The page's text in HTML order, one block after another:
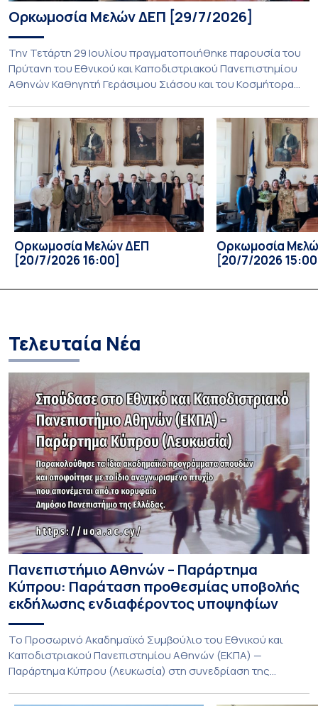
Ορκωμοσία Μελών ΔΕΠ [29/7/2026]
Την Τετάρτη 29 Ιουλίου πραγματοποιήθηκε παρουσία του
Πρύτανη του Εθνικού και Καποδιστριακού Πανεπιστημίου
Αθηνών Καθηγητή Γεράσιμου Σιάσου και του Κοσμήτορα
Καραγεωργούδη, η ορκωμοσία των κάτωθι μελών ΔΕΠ:
Ευαγγελία Αρανίτου, Χαράλαμπος Βέντης, Ελένη
Γιαννακοπούλου, Ασημίνα Καραβαντά, Βασιλική
Οικονομίδου, Ευθύμιος Σκορδάς, Μαρία Χαλαμπαλάκη,
Αικατερίνη Καρδιτσά και Ιωάννης Κούρτης. Ευαγγελία
Αρανίτου, εξέλιξη, Καθηγήτρια […]
Ορκωμοσία Μελών ΔΕΠ
[20/7/2026 16:00]
Ορκωμοσία
[20/7/2026
Τελευταία Νέα
Πανεπιστήμιο Αθηνών – Παράρτημα
Κύπρου: Παράταση προθεσμίας υποβολής
εκδήλωσης ενδιαφέροντος υποψηφίων
Το Προσωρινό Ακαδημαϊκό Συμβούλιο του Εθνικού και
Καποδιστριακού Πανεπιστημίου Αθηνών (ΕΚΠΑ) —
Παράρτημα Κύπρου (Λευκωσία) στη συνεδρίαση της
παράταση της προθεσμίας υποβολής εκδήλωσης